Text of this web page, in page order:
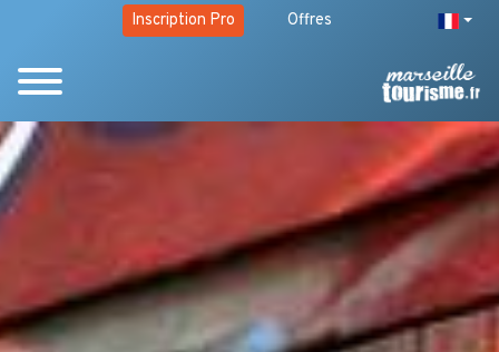
Inscription Pro Offres